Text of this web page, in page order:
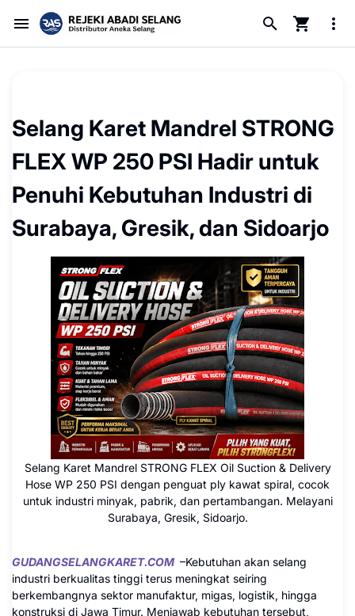
Selang Karet Mandrel STRONG
FLEX WP 250 PSI Hadir untuk
Penuhi Kebutuhan Industri di
Surabaya, Gresik, dan Sidoarjo
Selang Karet Mandrel STRONG FLEX Oil Suction & Delivery
Hose WP 250 PSI dengan penguat ply kawat spiral, cocok
untuk industri minyak, pabrik, dan pertambangan. Melayani
Surabaya, Gresik, Sidoarjo.
GUDANGSELANGKARET.COM –Kebutuhan akan selang
industri berkualitas tinggi terus meningkat seiring
berkembangnya sektor manufaktur, migas, logistik, hingga
konstruksi di Jawa Timur. Menjawab kebutuhan tersebut,